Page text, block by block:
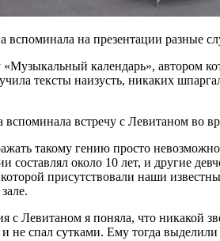
вспоминала на презентации разные
календарь», автором
тексты наизусть, никаких
вспоминала встречу с Левитаном во
такому гению просто
составлял около 10 лет, и другие
которой присутствовали наши
с Левитаном я поняла, что никакой
и не спал сутками. Ему тогда